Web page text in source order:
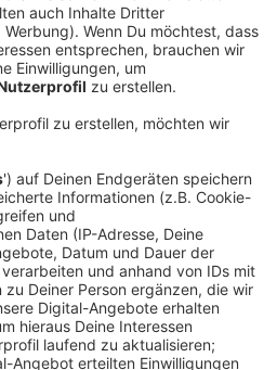
ins Krankenhaus
in Gronau ein Radfahrer
Gronauer wollte auf
gegen 17 Uhr aus seinem
er wohl einen